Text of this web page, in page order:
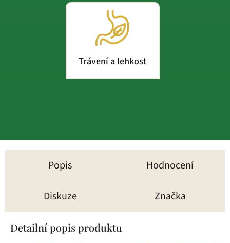
Trávení a lehkost
Popis Hodnocení
Diskuze Značka
Detailní popis produktu